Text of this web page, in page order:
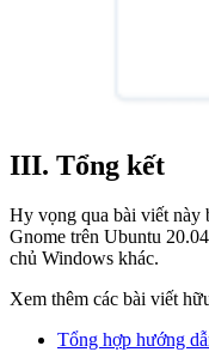
III. Tổng kết
Hy vọng qua bài viết này
Gnome trên Ubuntu
chủ Windows khác.
Xem thêm các bài viết
Tổng hợp hướng